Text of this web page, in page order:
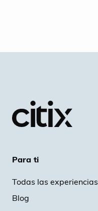
Para ti
Todas las experiencias
Blog